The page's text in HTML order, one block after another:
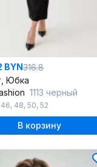
BYN316.8
Юбка
1113 черный
46, 48, 50, 52
В корзину